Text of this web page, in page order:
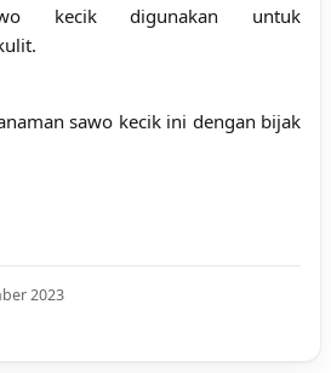
kecik digunakan untuk
sawo kecik ini dengan bijak
2023